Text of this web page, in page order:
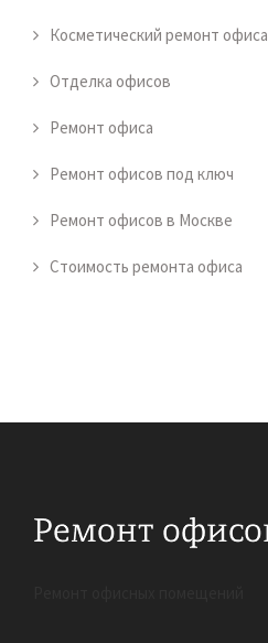
Косметический ремонт офиса
Отделка офисов
Ремонт офиса
Ремонт офисов под ключ
Ремонт офисов в Москве
Стоимость ремонта офиса